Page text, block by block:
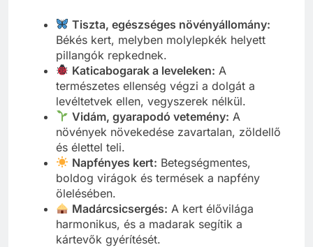
Tiszta, egészséges növényállomány:
Békés kert, melyben molylepkék helyett
pillangók repkednek.
Katicabogarak a leveleken: A
természetes ellenség végzi a dolgát a
levéltetvek ellen, vegyszerek nélkül.
Vidám, gyarapodó vetemény: A
növények növekedése zavartalan, zöldellő
és élettel teli.
Napfényes kert: Betegségmentes,
boldog virágok és termések a napfény
ölelésében.
Madárcsicsergés: A kert élővilága
harmonikus, és a madarak segítik a
kártevők gyérítését.